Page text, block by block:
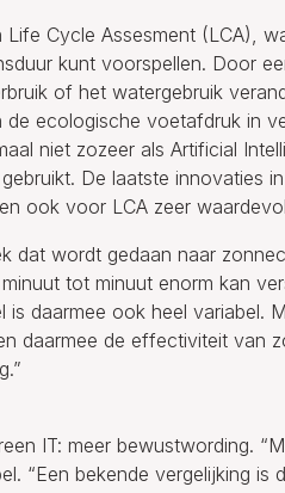
Life Cycle Assesment (LCA),
kunt voorspellen. Door
of het watergebruik
ecologische voetafdruk in
niet zozeer als Artificial
De laatste innovaties
ook voor LCA zeer
dat wordt gedaan naar
tot minuut enorm kan
daarmee ook heel variabel.
daarmee de effectiviteit van
IT: meer bewustwording.
“Een bekende vergelijking is